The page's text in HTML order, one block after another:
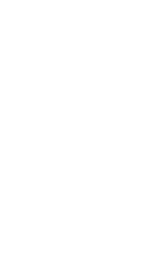
法律、条例、法
三方就其向您提
会提供任何包含
信息、电话号码或
及 (vii) 您不会提供
的内容。
全部或部分服务，
服务制定资格标准
用服务，前提是您
或使用服务，并且